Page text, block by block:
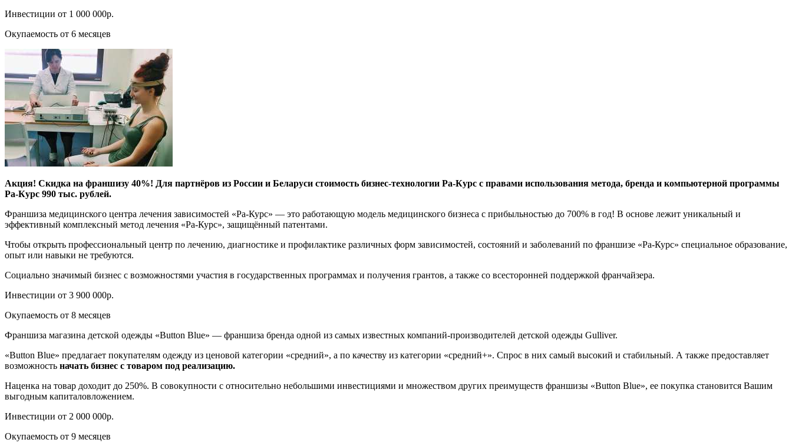
Инвестиции от 1 000 000р.
Окупаемость от 6 месяцев
Акция! Скидка на франшизу 40%! Для партнёров из России и Беларуси стоимость бизнес-технологии Ра-Курс с правами использования метода, бренда и компьютерной программы
Ра-Курс 990 тыс. рублей.
Франшиза медицинского центра лечения зависимостей «Ра-Курс» — это работающую модель медицинского бизнеса с прибыльностью до 700% в год! В основе лежит уникальный и
эффективный комплексный метод лечения «Ра-Курс», защищённый патентами.
Чтобы открыть профессиональный центр по лечению, диагностике и профилактике различных форм зависимостей, состояний и заболеваний по франшизе «Ра-Курс» специальное образование,
опыт или навыки не требуются.
Социально значимый бизнес с возможностями участия в государственных программах и получения грантов, а также со всесторонней поддержкой франчайзера.
Инвестиции от 3 900 000р.
Окупаемость от 8 месяцев
Франшиза магазина детской одежды «Buttоn Blue» — франшиза бренда одной из самых известных компаний-производителей детской одежды Gulliver.
«Buttоn Blue» предлагает покупателям одежду из ценовой категории «средний», а по качеству из категории «средний+». Спрос в них самый высокий и стабильный. А также предоставляет
возможность начать бизнес с товаром под реализацию.
Наценка на товар доходит до 250%. В совокупности с относительно небольшими инвестициями и множеством других преимуществ франшизы «Buttоn Blue», ее покупка становится Вашим
выгодным капиталовложением.
Инвестиции от 2 000 000р.
Окупаемость от 9 месяцев